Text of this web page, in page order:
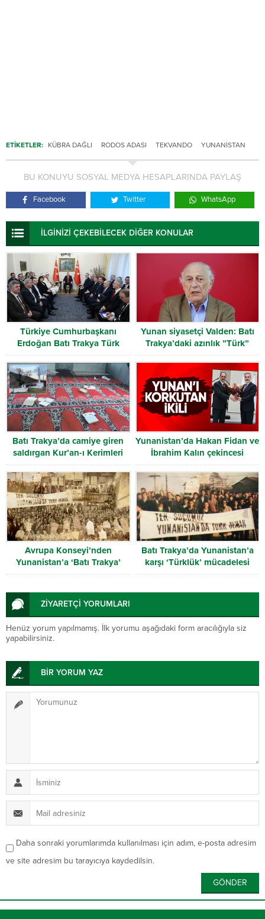
ETİKETLER: KÜBRA DAĞLI RODOS ADASI TEKVANDO YUNANISTAN
BU KONUYU SOSYAL MEDYA HESAPLARINDA PAYLAŞ
Facebook Twitter WhatsApp
İLGİNİZİ ÇEKEBİLECEK DİĞER KONULAR
Türkiye Cumhurbaşkanı
Erdoğan Batı Trakya Türk
Heyetini kabul etti
Yunan siyasetçi Valden: Batı
Trakya’daki azınlık ”Türk”
olarak tanınmalı
Batı Trakya’da camiye giren
saldırgan Kur’an-ı Kerimleri
yırttı
Yunanistan’da Hakan Fidan ve
İbrahim Kalın çekincesi
Avrupa Konseyi’nden
Yunanistan’a ‘Batı Trakya’
uyarısı
Batı Trakya’da Yunanistan’a
karşı ‘Türklük’ mücadelesi
ZİYARETÇİ YORUMLARI
Henüz yorum yapılmamış. İlk yorumu aşağıdaki form aracılığıyla siz
yapabilirsiniz.
BİR YORUM YAZ
Daha sonraki yorumlarımda kullanılması için adım, e-posta adresim
ve site adresim bu tarayıcıya kaydedilsin.